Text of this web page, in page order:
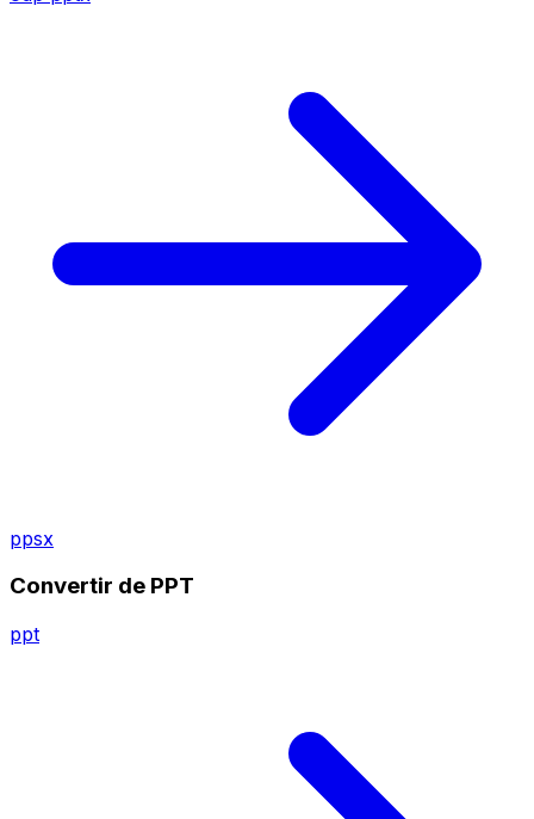
ppsx
Convertir de PPT
ppt